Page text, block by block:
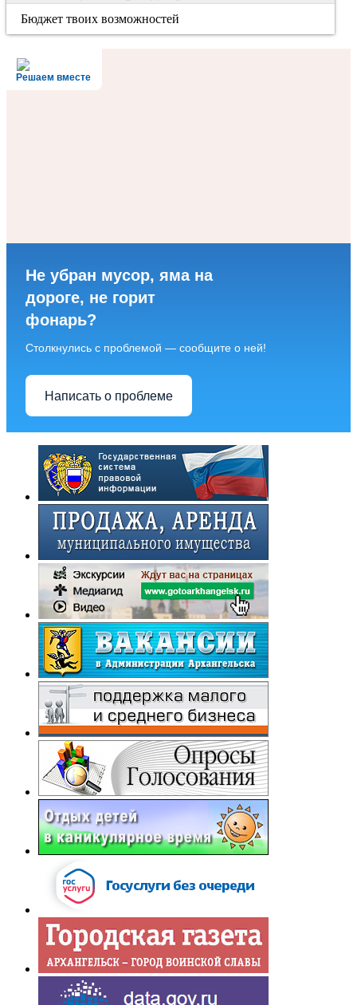
Бюджет твоих возможностей
Решаем вместе
Не убран мусор, яма на
дороге, не горит
фонарь?
Столкнулись с проблемой — сообщите о ней!
Написать о проблеме